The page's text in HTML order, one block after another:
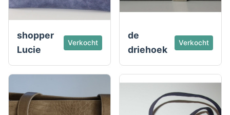
shopper
Lucie
Verkocht
de
driehoek
Verkocht